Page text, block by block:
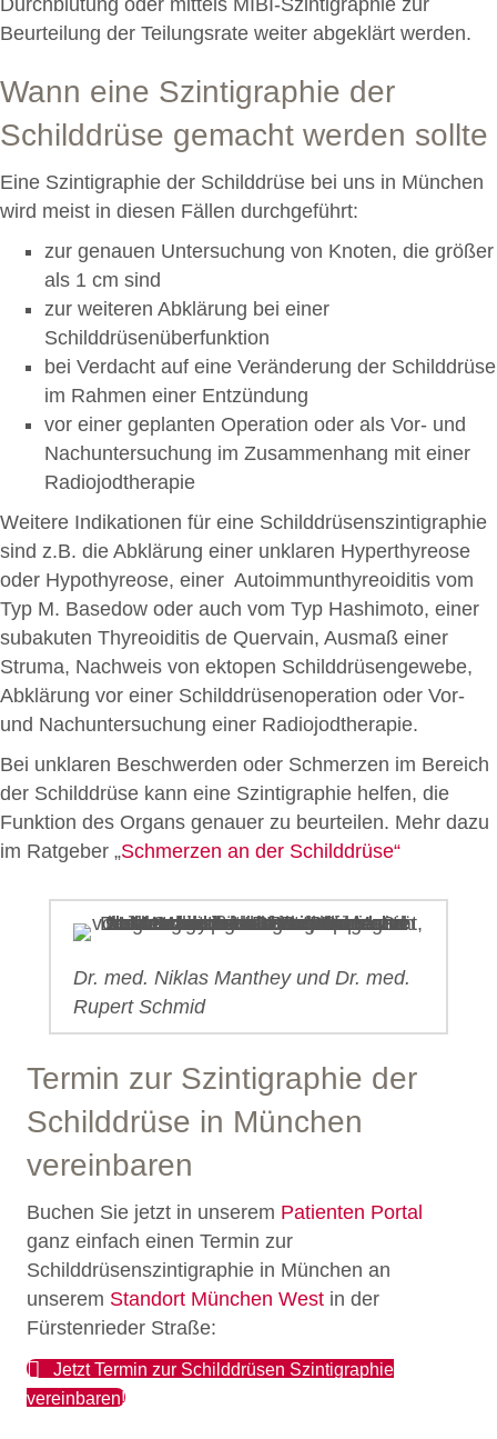
Durchblutung oder mittels MIBI-Szintigraphie zur
Beurteilung der Teilungsrate weiter abgeklärt werden.
Wann eine Szintigraphie der
Schilddrüse gemacht werden sollte
Eine Szintigraphie der Schilddrüse bei uns in München
wird meist in diesen Fällen durchgeführt:
zur genauen Untersuchung von Knoten, die größer
als 1 cm sind
zur weiteren Abklärung bei einer
Schilddrüsenüberfunktion
bei Verdacht auf eine Veränderung der Schilddrüse
im Rahmen einer Entzündung
vor einer geplanten Operation oder als Vor- und
Nachuntersuchung im Zusammenhang mit einer
Radiojodtherapie
Weitere Indikationen für eine Schilddrüsenszintigraphie
sind z.B. die Abklärung einer unklaren Hyperthyreose
oder Hypothyreose, einer Autoimmunthyreoiditis vom
Typ M. Basedow oder auch vom Typ Hashimoto, einer
subakuten Thyreoiditis de Quervain, Ausmaß einer
Struma, Nachweis von ektopen Schilddrüsengewebe,
Abklärung vor einer Schilddrüsenoperation oder Vor-
und Nachuntersuchung einer Radiojodtherapie.
Bei unklaren Beschwerden oder Schmerzen im Bereich
der Schilddrüse kann eine Szintigraphie helfen, die
Funktion des Organs genauer zu beurteilen. Mehr dazu
im Ratgeber „Schmerzen an der Schilddrüse“
Dr. med. Niklas Manthey und Dr. med.
Rupert Schmid
Termin zur Szintigraphie der
Schilddrüse in München
vereinbaren
Buchen Sie jetzt in unserem Patienten Portal
ganz einfach einen Termin zur
Schilddrüsenszintigraphie in München an
unserem Standort München West in der
Fürstenrieder Straße:
Jetzt Termin zur Schilddrüsen Szintigraphie
vereinbaren!